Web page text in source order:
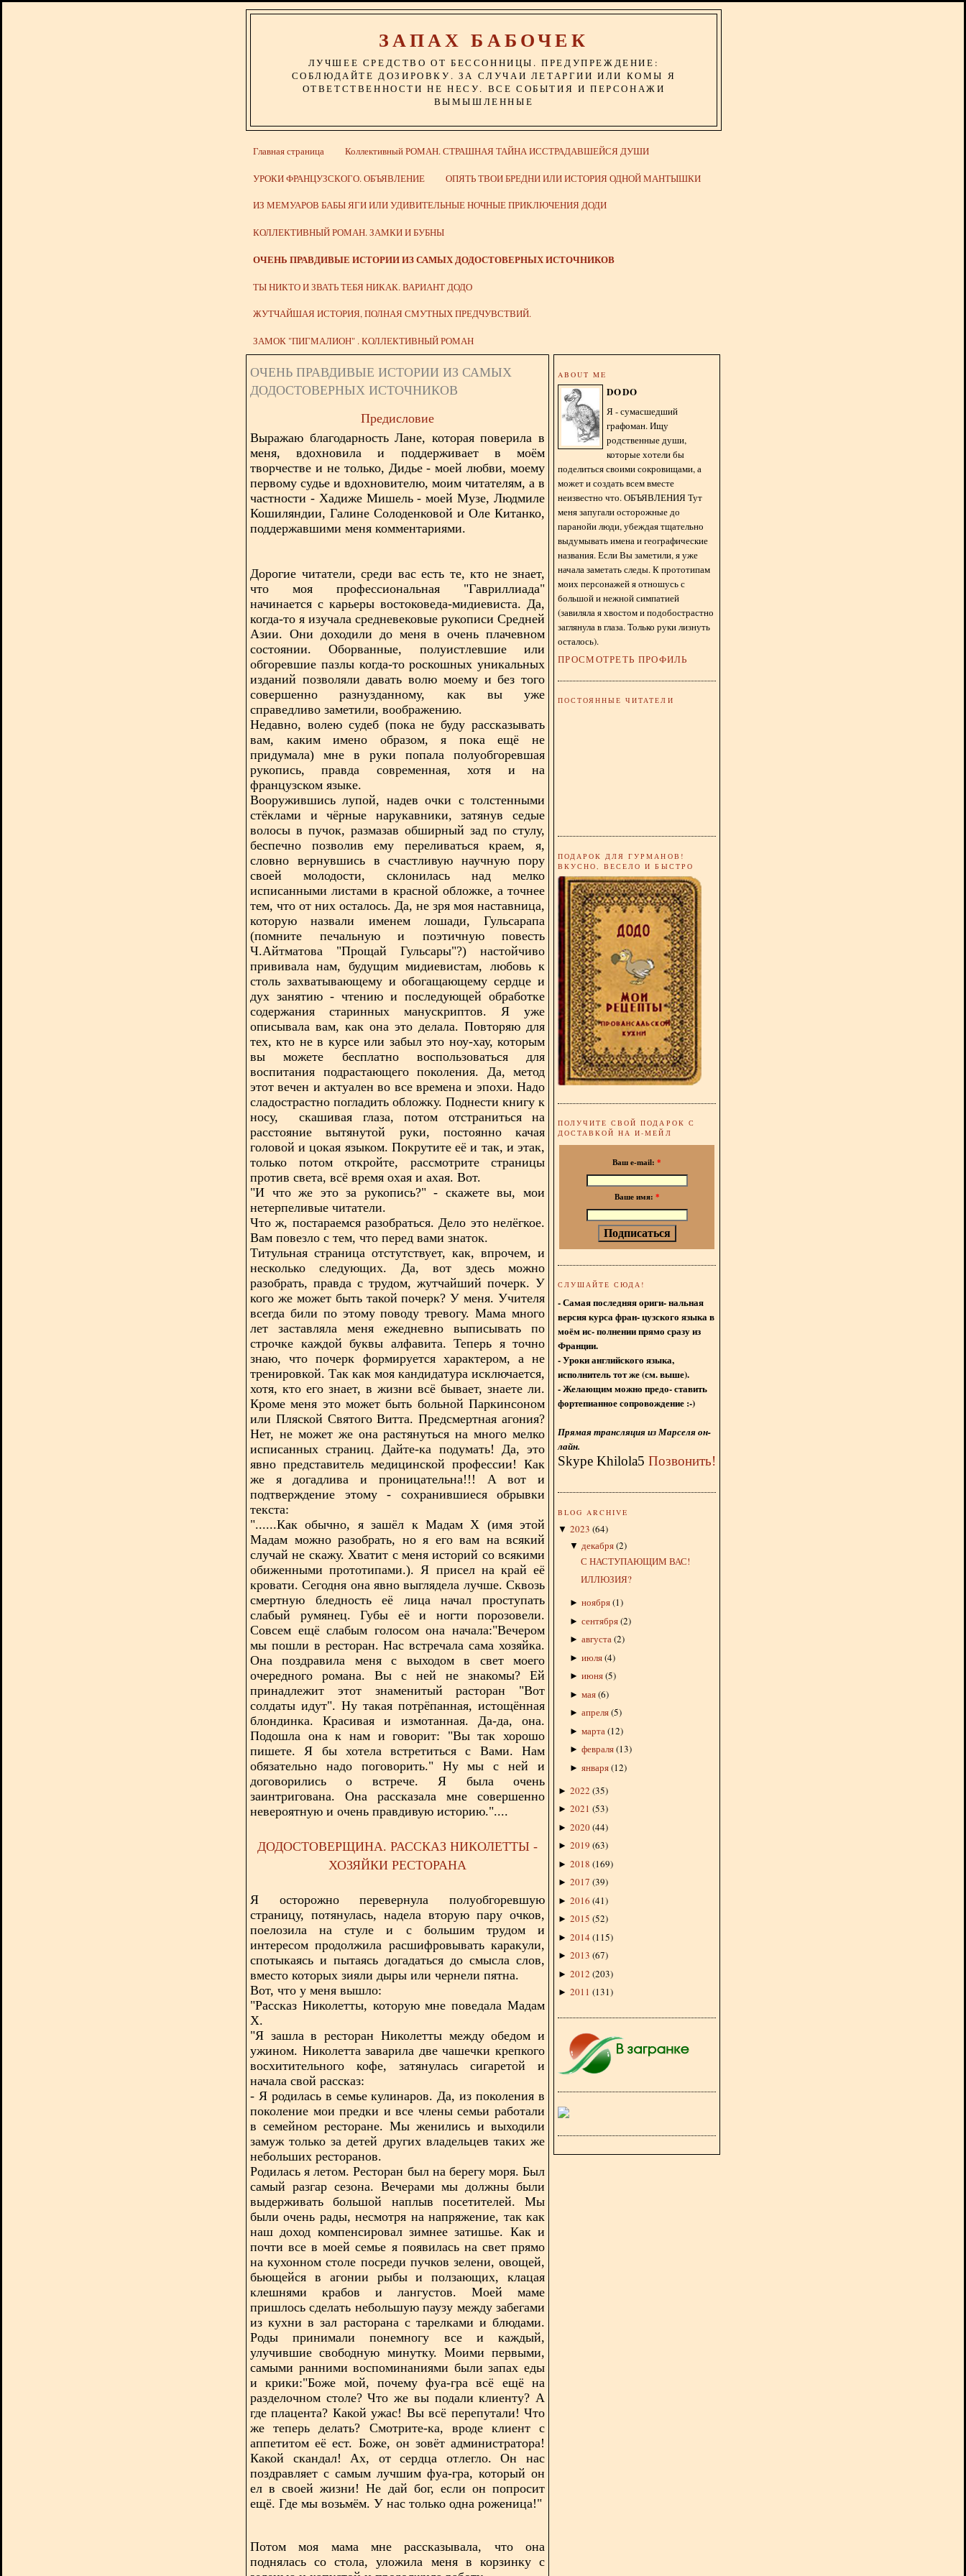
ЗАПАХ БАБОЧЕК
ЛУЧШЕЕ СРЕДСТВО ОТ БЕССОННИЦЫ. ПРЕДУПРЕЖДЕНИЕ:
СОБЛЮДАЙТЕ ДОЗИРОВКУ. ЗА СЛУЧАИ ЛЕТАРГИИ ИЛИ КОМЫ Я
ОТВЕТСТВЕННОСТИ НЕ НЕСУ. ВСЕ СОБЫТИЯ И ПЕРСОНАЖИ
ВЫМЫШЛЕННЫЕ
Главная страница Коллективный РОМАН. СТРАШНАЯ ТАЙНА ИССТРАДАВШЕЙСЯ ДУШИ
УРОКИ ФРАНЦУЗСКОГО. ОБЪЯВЛЕНИЕ ОПЯТЬ ТВОИ БРЕДНИ ИЛИ ИСТОРИЯ ОДНОЙ МАНТЫШКИ
ИЗ МЕМУАРОВ БАБЫ ЯГИ ИЛИ УДИВИТЕЛЬНЫЕ НОЧНЫЕ ПРИКЛЮЧЕНИЯ ДОДИ
КОЛЛЕКТИВНЫЙ РОМАН. ЗАМКИ И БУБНЫ
ОЧЕНЬ ПРАВДИВЫЕ ИСТОРИИ ИЗ САМЫХ ДОДОСТОВЕРНЫХ ИСТОЧНИКОВ
ТЫ НИКТО И ЗВАТЬ ТЕБЯ НИКАК. ВАРИАНТ ДОДО
ЖУТЧАЙШАЯ ИСТОРИЯ, ПОЛНАЯ СМУТНЫХ ПРЕДЧУВСТВИЙ.
ЗАМОК "ПИГМАЛИОН" . КОЛЛЕКТИВНЫЙ РОМАН
ОЧЕНЬ ПРАВДИВЫЕ ИСТОРИИ ИЗ САМЫХ
ДОДОСТОВЕРНЫХ ИСТОЧНИКОВ
Предисловие
Выражаю благодарность Лане, которая поверила в
меня, вдохновила и поддерживает в моём
творчестве и не только, Дидье - моей любви, моему
первому судье и вдохновителю, моим читателям, а в
частности - Хадиже Мишель - моей Музе, Людмиле
Кошиляндии, Галине Солоденковой и Оле Китанко,
поддержавшими меня комментариями.
Дорогие читатели, среди вас есть те, кто не знает,
что моя профессиональная "Гавриллиада"
начинается с карьеры востоковеда-мидиевиста. Да,
когда-то я изучала средневековые рукописи Средней
Азии. Они доходили до меня в очень плачевном
состоянии. Оборванные, полуистлевшие или
обгоревшие пазлы когда-то роскошных уникальных
изданий позволяли давать волю моему и без того
совершенно разнузданному, как вы уже
справедливо заметили, воображению.
Недавно, волею судеб (пока не буду рассказывать
вам, каким имено образом, я пока ещё не
придумала) мне в руки попала полуобгоревшая
рукопись, правда современная, хотя и на
французском языке.
Вооружившись лупой, надев очки с толстенными
стёклами и чёрные нарукавники, затянув седые
волосы в пучок, размазав обширный зад по стулу,
беспечно позволив ему переливаться краем, я,
словно вернувшись в счастливую научную пору
своей молодости, склонилась над мелко
исписанными листами в красной обложке, а точнее
тем, что от них осталось. Да, не зря моя наставница,
которую назвали именем лошади, Гульсарапа
(помните печальную и поэтичную повесть
Ч.Айтматова "Прощай Гульсары"?) настойчиво
прививала нам, будущим мидиевистам, любовь к
столь захватывающему и обогащающему сердце и
дух занятию - чтению и последующей обработке
содержания старинных манускриптов. Я уже
описывала вам, как она это делала. Повторяю для
тех, кто не в курсе или забыл это ноу-хау, которым
вы можете бесплатно воспользоваться для
воспитания подрастающего поколения. Да, метод
этот вечен и актуален во все времена и эпохи. Надо
сладострастно погладить обложку. Поднести книгу к
носу, скашивая глаза, потом отстраниться на
расстояние вытянутой руки, постоянно качая
головой и цокая языком. Покрутите её и так, и этак,
только потом откройте, рассмотрите страницы
против света, всё время охая и ахая. Вот.
"И что же это за рукопись?" - скажете вы, мои
нетерпеливые читатели.
Что ж, постараемся разобраться. Дело это нелёгкое.
Вам повезло с тем, что перед вами знаток.
Титульная страница отстутствует, как, впрочем, и
несколько следующих. Да, вот здесь можно
разобрать, правда с трудом, жутчайший почерк. У
кого же может быть такой почерк? У меня. Учителя
всегда били по этому поводу тревогу. Мама много
лет заставляла меня ежедневно выписывать по
строчке каждой буквы алфавита. Теперь я точно
знаю, что почерк формируется характером, а не
тренировкой. Так как моя кандидатура исключается,
хотя, кто его знает, в жизни всё бывает, знаете ли.
Кроме меня это может быть больной Паркинсоном
или Пляской Святого Витта. Предсмертная агония?
Нет, не может же она растянуться на много мелко
исписанных страниц. Дайте-ка подумать! Да, это
явно представитель медицинской профессии! Как
же я догадлива и проницательна!!! А вот и
подтверждение этому - сохранившиеся обрывки
текста:
"......Как обычно, я зашёл к Мадам Х (имя этой
Мадам можно разобрать, но я его вам на всякий
случай не скажу. Хватит с меня историй со всякими
обиженными прототипами.). Я присел на край её
кровати. Сегодня она явно выглядела лучше. Сквозь
смертную бледность её лица начал проступать
слабый румянец. Губы её и ногти порозовели.
Совсем ещё слабым голосом она начала:"Вечером
мы пошли в ресторан. Нас встречала сама хозяйка.
Она поздравила меня с выходом в свет моего
очередного романа. Вы с ней не знакомы? Ей
принадлежит этот знаменитый расторан "Вот
солдаты идут". Ну такая потрёпанная, истощённая
блондинка. Красивая и измотанная. Да-да, она.
Подошла она к нам и говорит: "Вы так хорошо
пишете. Я бы хотела встретиться с Вами. Нам
обязательно надо поговорить." Ну мы с ней и
договорились о встрече. Я была очень
заинтригована. Она рассказала мне совершенно
невероятную и очень правдивую историю."....
ДОДОСТОВЕРЩИНА. РАССКАЗ НИКОЛЕТТЫ -
ХОЗЯЙКИ РЕСТОРАНА
Я осторожно перевернула полуобгоревшую
страницу, потянулась, надела вторую пару очков,
поелозила на стуле и с большим трудом и
интересом продолжила расшифровывать каракули,
спотыкаясь и пытаясь догадаться до смысла слов,
вместо которых зияли дыры или чернели пятна.
Вот, что у меня вышло:
"Рассказ Николетты, которую мне поведала Мадам
Х.
"Я зашла в ресторан Николетты между обедом и
ужином. Николетта заварила две чашечки крепкого
восхитительного кофе, затянулась сигаретой и
начала свой рассказ:
- Я родилась в семье кулинаров. Да, из поколения в
поколение мои предки и все члены семьи работали
в семейном ресторане. Мы женились и выходили
замуж только за детей других владельцев таких же
небольших ресторанов.
Родилась я летом. Ресторан был на берегу моря. Был
самый разгар сезона. Вечерами мы должны были
выдерживать большой наплыв посетителей. Мы
были очень рады, несмотря на напряжение, так как
наш доход компенсировал зимнее затишье. Как и
почти все в моей семье я появилась на свет прямо
на кухонном столе посреди пучков зелени, овощей,
бьющейся в агонии рыбы и ползающих, клацая
клешнями крабов и лангустов. Моей маме
пришлось сделать небольшую паузу между забегами
из кухни в зал расторана с тарелками и блюдами.
Роды принимали понемногу все и каждый,
улучившие свободную минутку. Моими первыми,
самыми ранними воспоминаниями были запах еды
и крики:"Боже мой, почему фуа-гра всё ещё на
разделочном столе? Что же вы подали клиенту? А
где плацента? Какой ужас! Вы всё перепутали! Что
же теперь делать? Смотрите-ка, вроде клиент с
аппетитом её ест. Боже, он зовёт администратора!
Какой скандал! Ах, от сердца отлегло. Он нас
поздравляет с самым лучшим фуа-гра, который он
ел в своей жизни! Не дай бог, если он попросит
ещё. Где мы возьмём. У нас только одна роженица!"
Потом моя мама мне рассказывала, что она
поднялась со стола, уложила меня в корзинку с
ABOUT ME
DODO
Я - сумасшедший
графоман. Ищу
родственные души,
которые хотели бы
поделиться своими сокровищами, а
может и создать всем вместе
неизвестно что. ОБЪЯВЛЕНИЯ Тут
меня запугали осторожные до
паранойи люди, убеждая тщательно
выдумывать имена и географические
названия. Если Вы заметили, я уже
начала заметать следы. К прототипам
моих персонажей я отношусь с
большой и нежной симпатией
(завиляла я хвостом и подобострастно
заглянула в глаза. Только руки лизнуть
осталось).
ПРОСМОТРЕТЬ ПРОФИЛЬ
ПОСТОЯННЫЕ ЧИТАТЕЛИ
ПОДАРОК ДЛЯ ГУРМАНОВ!
ВКУСНО, ВЕСЕЛО И БЫСТРО
ПОЛУЧИТЕ СВОЙ ПОДАРОК С
ДОСТАВКОЙ НА И-МЕЙЛ
Ваш e-mail: *
Ваше имя: *
СЛУШАЙТЕ СЮДА!
- Самая последняя ориги- нальная
версия курса фран- цузского языка в
моём ис- полнении прямо сразу из
Франции.
- Уроки английского языка,
исполнитель тот же (см. выше).
- Желающим можно предо- ставить
фортепианное сопровождение :-)
Прямая трансляция из Марселя он-
лайн.
Skype Khilola5 Позвонить!
BLOG ARCHIVE
▼ 2023 (64)
▼ декабря(2)
С НАСТУПАЮЩИМ ВАС!
ИЛЛЮЗИЯ?
► ноября(1)
► сентября(2)
► августа(2)
► июля(4)
► июня(5)
► мая(6)
► апреля(5)
► марта(12)
► февраля(13)
► января(12)
► 2022 (35)
► 2021 (53)
► 2020(44)
► 2019 (63)
► 2018 (169)
► 2017 (39)
► 2016 (41)
► 2015 (52)
► 2014 (115)
► 2013 (67)
► 2012 (203)
► 2011 (131)